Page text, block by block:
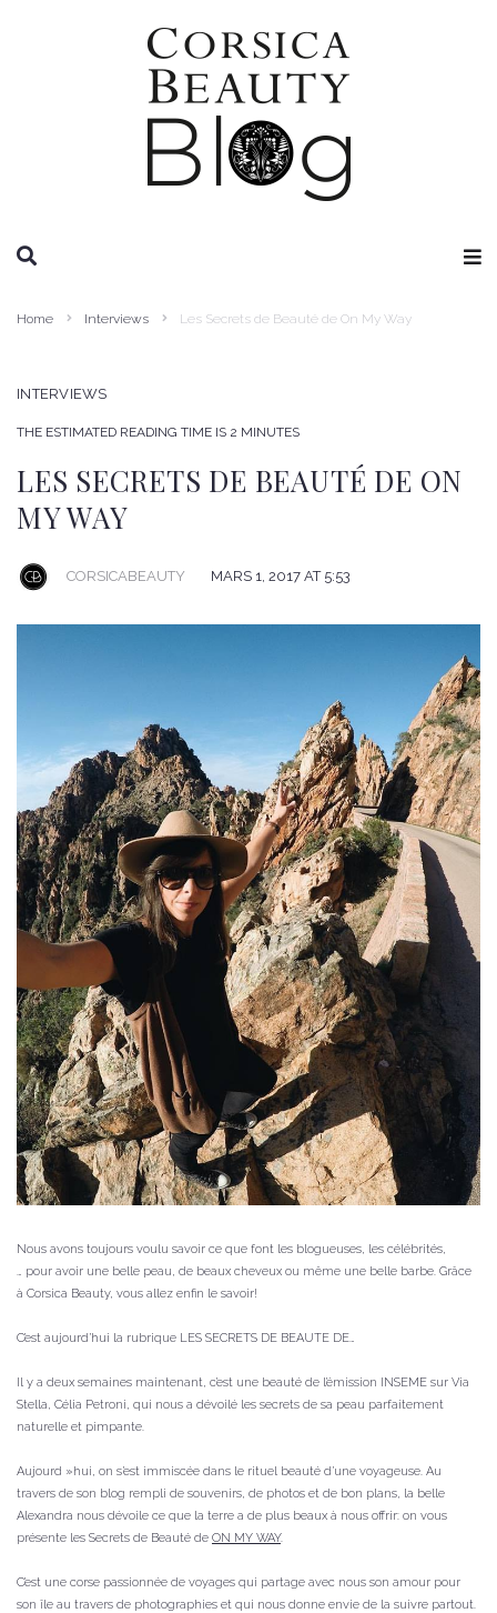
Home Interviews Les Secrets de Beauté de On My Way
INTERVIEWS
THE ESTIMATED READING TIME IS 2 MINUTES
LES SECRETS DE BEAUTÉ DE ON
MY WAY
CORSICABEAUTY MARS 1, 2017 AT 5:53
Nous avons toujours voulu savoir ce que font les blogueuses, les célébrités,
… pour avoir une belle peau, de beaux cheveux ou même une belle barbe. Grâce
à Corsica Beauty, vous allez enfin le savoir!
C’est aujourd’hui la rubrique LES SECRETS DE BEAUTE DE…
Il y a deux semaines maintenant, c’est une beauté de l’émission INSEME sur Via
Stella, Célia Petroni, qui nous a dévoilé les secrets de sa peau parfaitement
naturelle et pimpante.
Aujourd »hui, on s’est immiscée dans le rituel beauté d’une voyageuse. Au
travers de son blog rempli de souvenirs, de photos et de bon plans, la belle
Alexandra nous dévoile ce que la terre a de plus beaux à nous offrir: on vous
présente les Secrets de Beauté de ON MY WAY.
C’est une corse passionnée de voyages qui partage avec nous son amour pour
son île au travers de photographies et qui nous donne envie de la suivre partout.